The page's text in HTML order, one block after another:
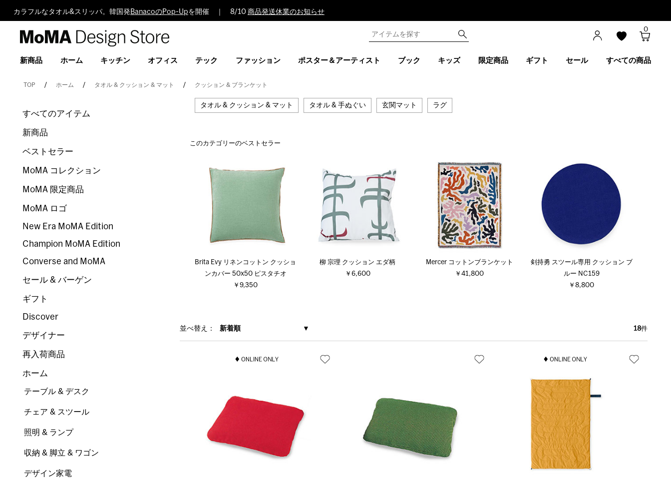
カラフルなタオル&スリッパ。韓国発 BanacoのPop-Upを開催 ｜ 8/10 商品発送休業のお知らせ
Design
0
新商品 ホーム キッチン オフィス テック ファッション ポスター＆アーティスト ブック キッズ 限定商品 ギフト セール すべての商品
TOP ホーム タオル & クッション & マット クッション & ブランケット
タオル & クッション & マット タオル & 手ぬぐい 玄関マット ラグ
このカテゴリーのベストセラー
Brita Evy リネンコットン クッショ
ンカバー 50x50 ピスタチオ
￥9,350
柳 宗理 クッション エダ柄
￥6,600
Mercer コットンブランケット
￥41,800
剣持勇 スツール専用 クッション ブ
ルー NC159
￥8,800
並べ替え： 新着順 18件
すべてのアイテム
新商品
ベストセラー
MoMA コレクション
MoMA 限定商品
MoMA ロゴ
New Era MoMA Edition
Champion MoMA Edition
Converse and MoMA
セール & バーゲン
ギフト
Discover
デザイナー
再入荷商品
ホーム
テーブル & デスク
チェア & スツール
照明 & ランプ
収納 & 脚立 & ワゴン
デザイン家電